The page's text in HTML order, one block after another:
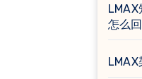
怎么回
LMAX